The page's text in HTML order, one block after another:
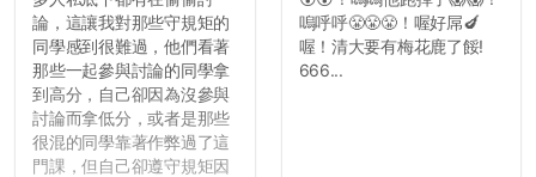
論，這讓我對那些守規矩的
同學感到很難過，他們看著
那些一起參與討論的同學拿
到高分，自己卻因為沒參與
討論而拿低分，或者是那些
很混的同學靠著作弊過了這
門課，但自己卻遵守規矩因
嗚呼呼😤😤😤！喔好屌🍆
喔！清大要有梅花鹿了餒!
666...